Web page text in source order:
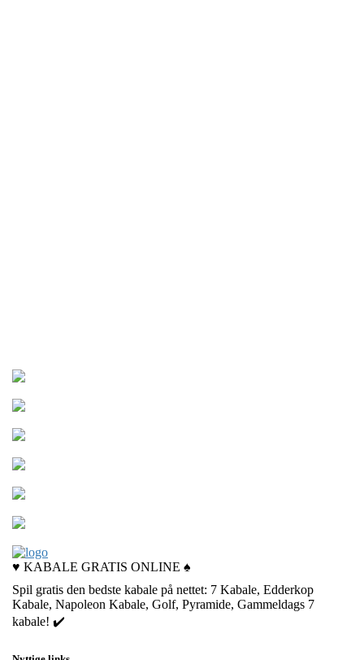
♥️ KABALE GRATIS ONLINE ♠️
Spil gratis den bedste kabale på nettet: 7 Kabale, Edderkop
Kabale, Napoleon Kabale, Golf, Pyramide, Gammeldags 7
kabale! ✔️